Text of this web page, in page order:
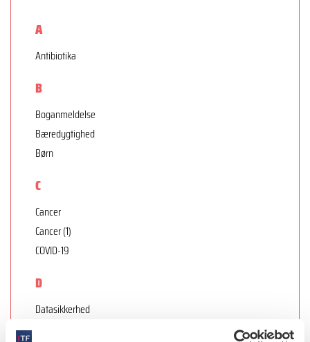
A
Antibiotika
B
Boganmeldelse
Bæredygtighed
Børn
C
Cancer
Cancer (1)
COVID-19
D
Datasikkerhed